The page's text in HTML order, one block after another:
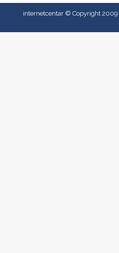
internetcentar © Copyright